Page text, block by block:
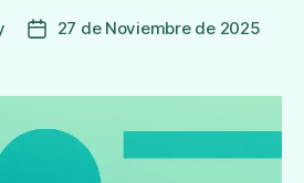
Fecha27 de Noviembre de 2025